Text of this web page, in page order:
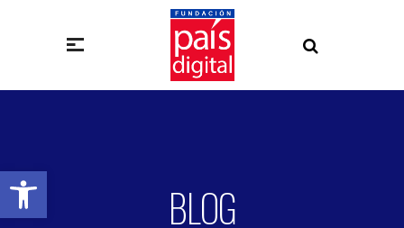
Abrir barra de herramientas
BLOG